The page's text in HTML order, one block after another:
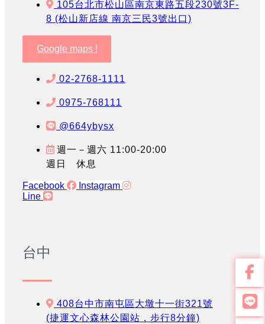
105台北市松山區南京東路五段230號3F-
8 (松山新店線 南京三民3號出口)
Google maps !
02-2768-1111
0975-768111
@664ybysx
週一－週六 11:00-20:00
週日 休息
Facebook
Instagram
Line
台中
408台中市南屯區大墩十一街321號
(捷運文心森林公園站，步行8分鐘)